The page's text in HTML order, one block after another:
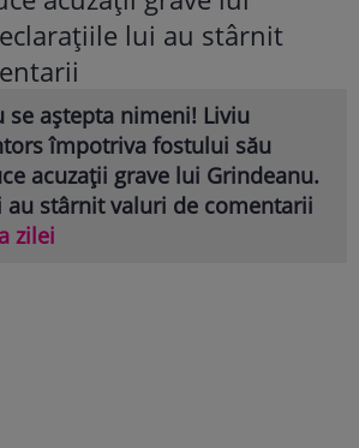
se aștepta nimeni! Liviu
împotriva fostului său
acuzații grave lui Grindeanu.
au stârnit valuri de comentarii
zilei